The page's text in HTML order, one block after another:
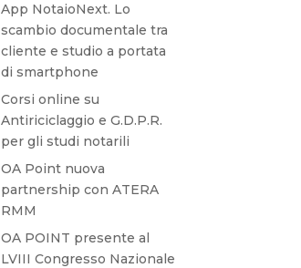
App NotaioNext. Lo
scambio documentale tra
cliente e studio a portata
di smartphone
Corsi online su
Antiriciclaggio e G.D.P.R.
per gli studi notarili
OA Point nuova
partnership con ATERA
RMM
OA POINT presente al
LVIII Congresso Nazionale